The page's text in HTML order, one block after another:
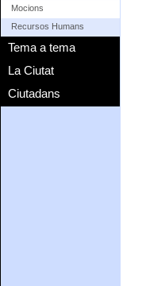
Mocions
Recursos Humans
Tema a tema
La Ciutat
Ciutadans